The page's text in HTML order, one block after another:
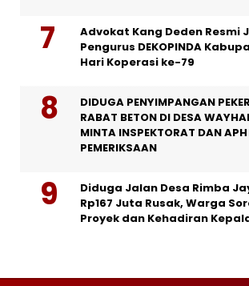
Advokat Kang Deden Resmi
Pengurus DEKOPINDA
Hari Koperasi ke-79
DIDUGA PENYIMPANGAN
RABAT BETON DI DESA
MINTA INSPEKTORAT DAN
PEMERIKSAAN
Diduga Jalan Desa Rimba
Rp167 Juta Rusak, Warga
Proyek dan Kehadiran